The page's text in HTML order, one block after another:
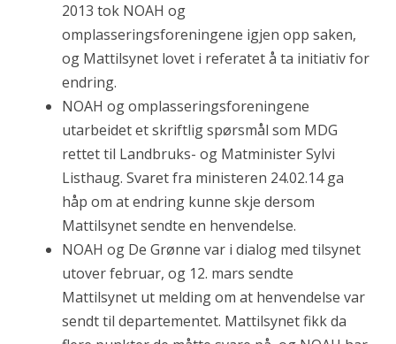
2013 tok NOAH og
omplasseringsforeningene igjen opp saken,
og Mattilsynet lovet i referatet å ta initiativ for
endring.
NOAH og omplasseringsforeningene
utarbeidet et skriftlig spørsmål som MDG
rettet til Landbruks- og Matminister Sylvi
Listhaug. Svaret fra ministeren 24.02.14 ga
håp om at endring kunne skje dersom
Mattilsynet sendte en henvendelse.
NOAH og De Grønne var i dialog med tilsynet
utover februar, og 12. mars sendte
Mattilsynet ut melding om at henvendelse var
sendt til departementet. Mattilsynet fikk da